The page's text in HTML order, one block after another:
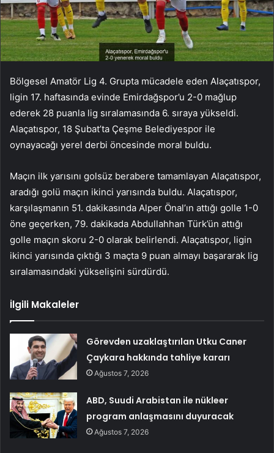
Bölgesel Amatör Lig 4. Grupta mücadele eden Alaçatıspor,
ligin 17. haftasında evinde Emirdağspor’u 2-0 mağlup
ederek 28 puanla lig sıralamasında 6. sıraya yükseldi.
Alaçatıspor, 18 Şubat’ta Çeşme Belediyespor ile
oynayacağı yerel derbi öncesinde moral buldu.
Maçın ilk yarısını golsüz berabere tamamlayan Alaçatıspor,
aradığı golü maçın ikinci yarısında buldu. Alaçatıspor,
karşılaşmanın 51. dakikasında Alper Önal’ın attığı golle 1-0
öne geçerken, 79. dakikada Abdullahhan Türk’ün attığı
golle maçın skoru 2-0 olarak belirlendi. Alaçatıspor, ligin
ikinci yarısında çıktığı 3 maçta 9 puan almayı başararak lig
sıralamasındaki yükselişini sürdürdü.
İlgili Makaleler
Görevden uzaklaştırılan Utku Caner
Çaykara hakkında tahliye kararı
Ağustos 7, 2026
ABD, Suudi Arabistan ile nükleer
program anlaşmasını duyuracak
Ağustos 7, 2026